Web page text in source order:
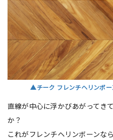
▲チーク フレンチヘリンボ
直線が中心に浮かびあがってき
か？
これがフレンチヘリンボーンな